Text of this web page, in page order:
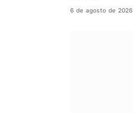
6 de agosto de 2026